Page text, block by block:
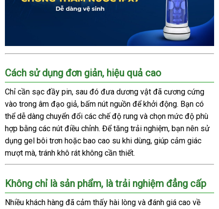
mẽ,
thực
đạo
giả
AierLe
Space
Warrior
2
thụt
mạnh
siêu
thực
Cách sử dụng đơn giản, hiệu quả cao
Chỉ cần sạc đầy pin, sau đó đưa dương vật đã cương cứng
vào trong âm đạo giả, bấm nút nguồn để khởi động. Bạn có
thể dễ dàng chuyển đổi các chế độ rung và chọn mức độ phù
hợp bằng các nút điều chỉnh. Để tăng trải nghiệm, bạn nên sử
dụng gel bôi trơn hoặc bao cao su khi dùng, giúp cảm giác
mượt mà, tránh khô rát không cần thiết.
Không chỉ là sản phẩm, là trải nghiệm đẳng cấp
Nhiều khách hàng đã cảm thấy hài lòng và đánh giá cao về